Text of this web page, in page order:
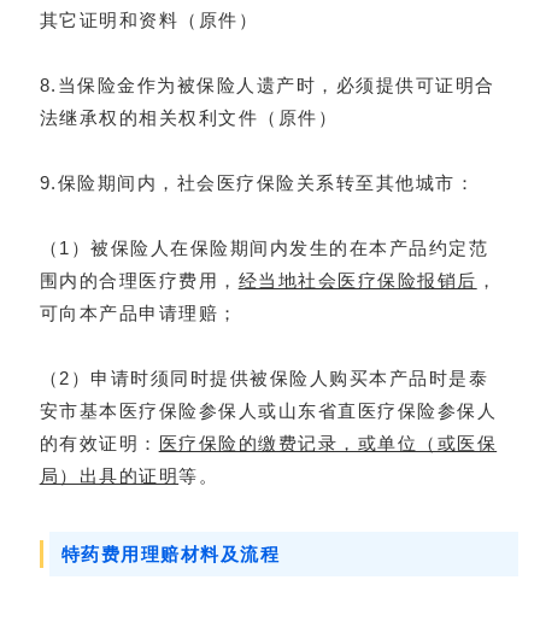
其它证明和资料（原件）
8.当保险金作为被保险人遗产时，必须提供可证明合
法继承权的相关权利文件（原件）
9.保险期间内，社会医疗保险关系转至其他城市：
（1）被保险人在保险期间内发生的在本产品约定范
围内的合理医疗费用， 经当地社会医疗保险报销后 ，
可向本产品申请理赔；
（2）申请时须同时提供被保险人购买本产品时是泰
安市基本医疗保险参保人或山东省直医疗保险参保人
的有效证明： 医疗保险的缴费记录，或单位（或医保
局）出具的证明等。
特药费用理赔材料及流程